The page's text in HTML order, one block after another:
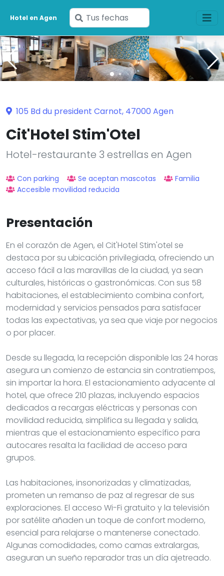
Hotel en Agen
Ingresa
tus
fechas
105 Bd du president Carnot, 47000 Agen
Cit'Hotel Stim'Otel
Hotel-restaurante 3 estrellas en Agen
Con parking Se aceptan mascotas
Familia
Accesible movilidad reducida
Presentación
En el corazón de Agen, el Cit'Hotel Stim'otel se
destaca por su ubicación privilegiada, ofreciendo un
acceso fácil a las maravillas de la ciudad, ya sean
culturales, históricas o gastronómicas. Con sus 58
habitaciones, el establecimiento combina confort,
modernidad y servicios pensados para satisfacer
todas las expectativas, ya sea que viaje por negocios
o por placer.
Desde su llegada, la recepción disponible las 24 horas
asegura un comienzo de estancia sin contratiempos,
sin importar la hora. El estacionamiento adyacente al
hotel, que ofrece 210 plazas, incluyendo espacios
dedicados a recargas eléctricas y personas con
movilidad reducida, simplifica su llegada y salida,
mientras que el estacionamiento específico para
autocares resalta la facilidad de acceso para
grupos.
Las habitaciones, insonorizadas y climatizadas,
prometen un remanso de paz al regresar de sus
exploraciones. El acceso Wi-Fi gratuito y la televisión
por satélite añaden un toque de confort moderno,
esencial para relajarse o mantenerse conectado.
Algunas comodidades, como camas extralargas,
aseguran un sueño reparador tras un día ajetreado.